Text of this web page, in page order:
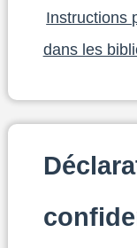
Instructions
dans les